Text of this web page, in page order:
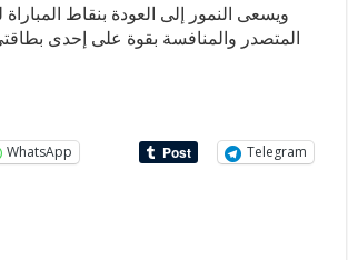
ويسعى النمور إلى العودة بنقاط
المتصدر والمنافسة بقوة على إحدى
WhatsApp Telegram